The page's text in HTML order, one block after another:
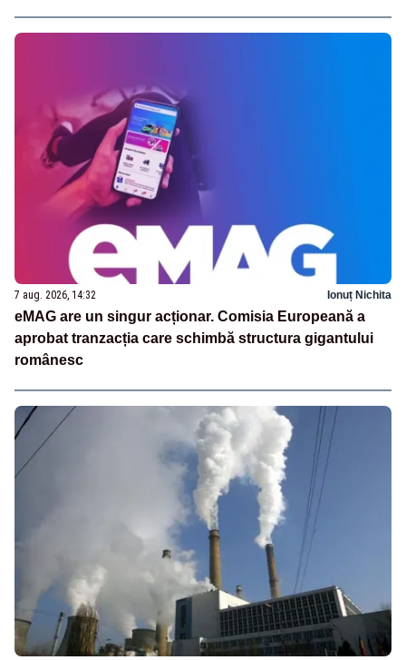
7 aug. 2026, 14:32 Ionuț Nichita
eMAG are un singur acționar. Comisia Europeană a
aprobat tranzacția care schimbă structura gigantului
românesc